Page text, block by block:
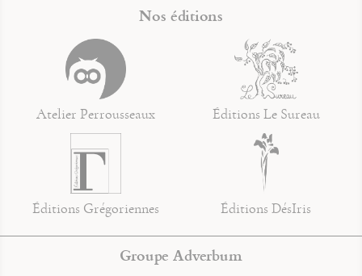
Nos éditions
Atelier Perrousseaux Éditions Le Sureau
Éditions Grégoriennes Éditions DésIris
Groupe Adverbum